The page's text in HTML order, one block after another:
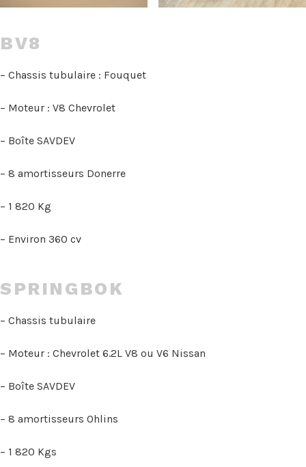
BV8
– Chassis tubulaire : Fouquet
– Moteur : V8 Chevrolet
– Boîte SAVDEV
– 8 amortisseurs Donerre
– 1 820 Kg
– Environ 360 cv
SPRINGBOK
– Chassis tubulaire
– Moteur : Chevrolet 6.2L V8 ou V6 Nissan
– Boîte SAVDEV
– 8 amortisseurs Ohlins
– 1 820 Kgs